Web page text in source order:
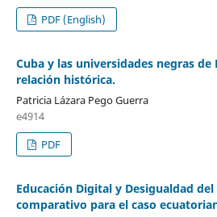
PDF (English)
Cuba y las universidades negras de
relación histórica.
Patricia Lázara Pego Guerra
e4914
PDF
Educación Digital y Desigualdad
comparativo para el caso